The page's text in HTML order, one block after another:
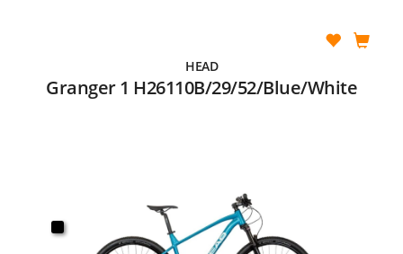
HEAD
Granger 1 H26110B/29/52/Blue/White